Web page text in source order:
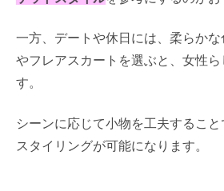
一方、デートや休日には、柔らか
やフレアスカートを選ぶと、女性ら
す。
シーンに応じて小物を工夫するこ
スタイリングが可能になります。